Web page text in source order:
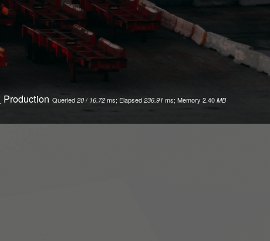
Production Queried 20 / 16.72ms; Elapsed 236.91 ms; Memory 2.40 MB